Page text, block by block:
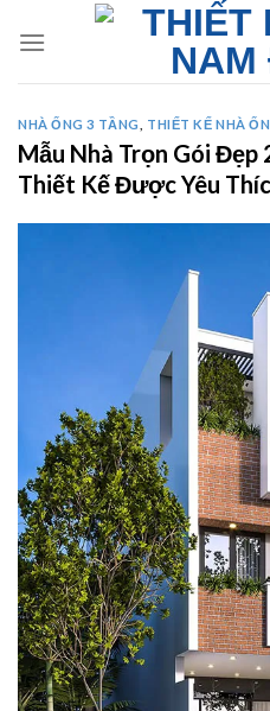
NHÀ ỐNG 3 TẦNG THIẾT KẾ NHÀ
Mẫu Nhà Trọn Gói
Thiết Kế Được Yêu